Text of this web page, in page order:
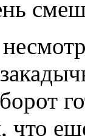
что